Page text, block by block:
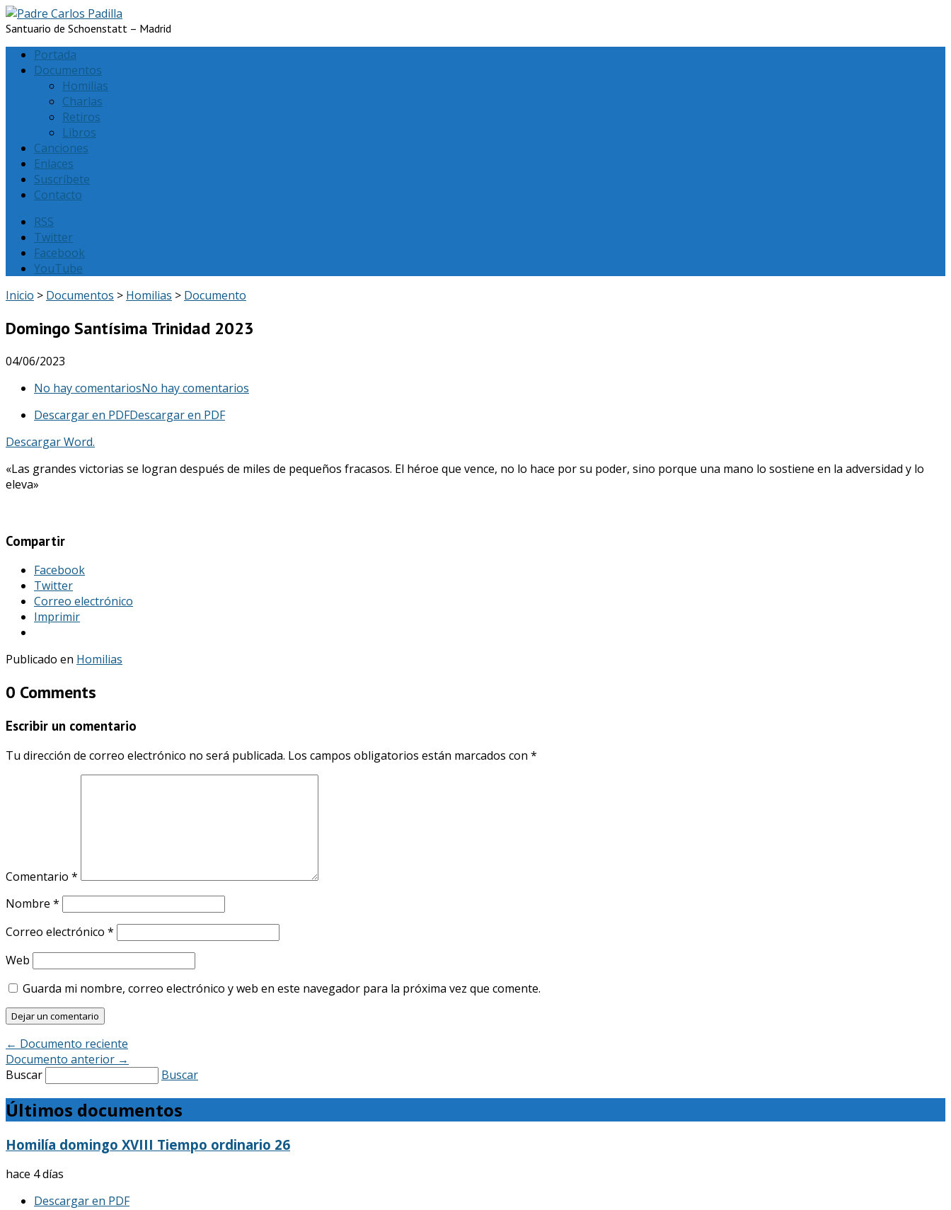
Santuario de Schoenstatt – Madrid
Portada
Documentos
Homilias
Charlas
Retiros
Libros
Canciones
Enlaces
Suscríbete
Contacto
RSS
Twitter
Facebook
YouTube
Inicio > Documentos > Homilias > Documento
Domingo Santísima Trinidad 2023
04/06/2023
No hay comentariosNo hay comentarios
Descargar en PDFDescargar en PDF
Descargar Word.
«Las grandes victorias se logran después de miles de pequeños fracasos. El héroe que vence, no lo hace por su poder, sino porque una mano lo sostiene en la adversidad y lo
eleva»
Compartir
Facebook
Twitter
Correo electrónico
Imprimir
Publicado en Homilias
0 Comments
Escribir un comentario
Tu dirección de correo electrónico no será publicada. Los campos obligatorios están marcados con *
Comentario *
Nombre *
Correo electrónico *
Web
Guarda mi nombre, correo electrónico y web en este navegador para la próxima vez que comente.
← Documento reciente
Documento anterior →
Buscar
Buscar
Últimos documentos
Homilía domingo XVIII Tiempo ordinario 26
hace 4 días
Descargar en PDF